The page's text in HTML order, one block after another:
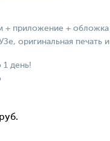
+ приложение + обложка
оригинальная печать и
1 день!
руб.